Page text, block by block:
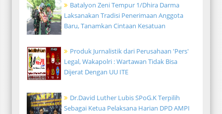
Batalyon Zeni Tempur 1/Dhira Darma
Laksanakan Tradisi Penerimaan Anggota
Baru, Tanamkan Cintaan Kesatuan
Produk Jurnalistik dari Perusahaan 'Pers'
Legal, Wakapolri : Wartawan Tidak Bisa
Dijerat Dengan UU ITE
Dr.David Luther Lubis SPoG.K Terpilih
Sebagai Ketua Pelaksana Harian DPD AMPI